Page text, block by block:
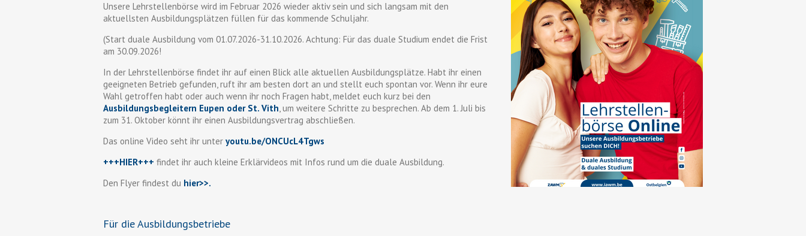
Unsere Lehrstellenbörse wird im Februar 2026 wieder aktiv sein und sich langsam mit den
aktuellsten Ausbildungsplätzen füllen für das kommende Schuljahr.
(Start duale Ausbildung vom 01.07.2026-31.10.2026. Achtung: Für das duale Studium endet die Frist
am 30.09.2026!
In der Lehrstellenbörse findet ihr auf einen Blick alle aktuellen Ausbildungsplätze. Habt ihr einen
geeigneten Betrieb gefunden, ruft ihr am besten dort an und stellt euch spontan vor. Wenn ihr eure
Wahl getroffen habt oder auch wenn ihr noch Fragen habt, meldet euch kurz bei den
Ausbildungsbegleitern Eupen oder St. Vith, um weitere Schritte zu besprechen. Ab dem 1. Juli bis
zum 31. Oktober könnt ihr einen Ausbildungsvertrag abschließen.
Das online Video seht ihr unter youtu.be/ONCUcL4Tgws
+++HIER+++ findet ihr auch kleine Erklärvideos mit Infos rund um die duale Ausbildung.
Den Flyer findest du hier>>.
Für die Ausbildungsbetriebe